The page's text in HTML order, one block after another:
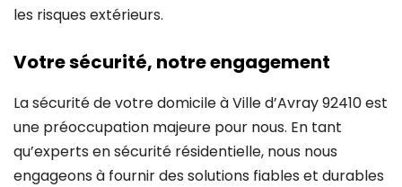
les risques extérieurs.
Votre sécurité, notre engagement
La sécurité de votre domicile à Ville d’Avray 92410 est
une préoccupation majeure pour nous. En tant
qu’experts en sécurité résidentielle, nous nous
engageons à fournir des solutions fiables et durables